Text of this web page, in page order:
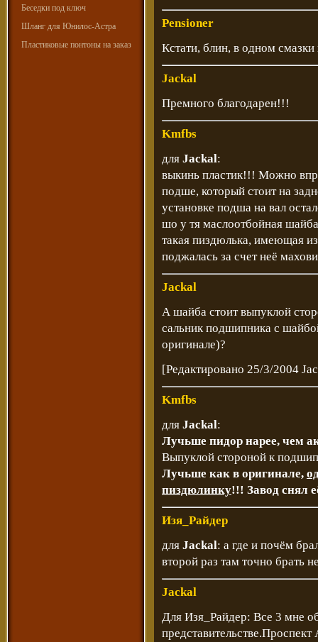
Беседки под ключ
Шланг для Юнилос-Астра
Пластиковые понтоны на заказ
Pensioner
Кстати, блин, в одном
Jackal
Премного благодарен!!!
Kmfbs
для Jackal:
выкинь пластик!!! Можно
подше, который стоит на
установке подша на вал
шо у тя маслоотбойная
такая пиздюлька, имеющая
поджалась за счет неё
Jackal
А шайба стоит выпуклой
сальник подшипника с
оригинале)?
[Редактировано 25/3/2004
Kmfbs
для Jackal:
Лучьше пидор нарее, чем
Выпуклой стороной к
Лучьше как в оригинале,
пиздюлинку!!! Завод снял
Изя_Райдер
для Jackal: а где и почём
второй раз там точно брать
Jackal
Для Изя_Райдер: Все 3 мне